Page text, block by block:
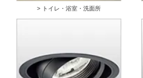
> トイレ・浴室・洗面所